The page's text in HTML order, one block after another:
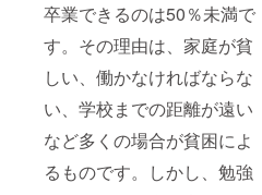
卒業できるのは50％未満で
す。その理由は、家庭が貧
しい、働かなければならな
い、学校までの距離が遠い
など多くの場合が貧困によ
るものです。しかし、勉強